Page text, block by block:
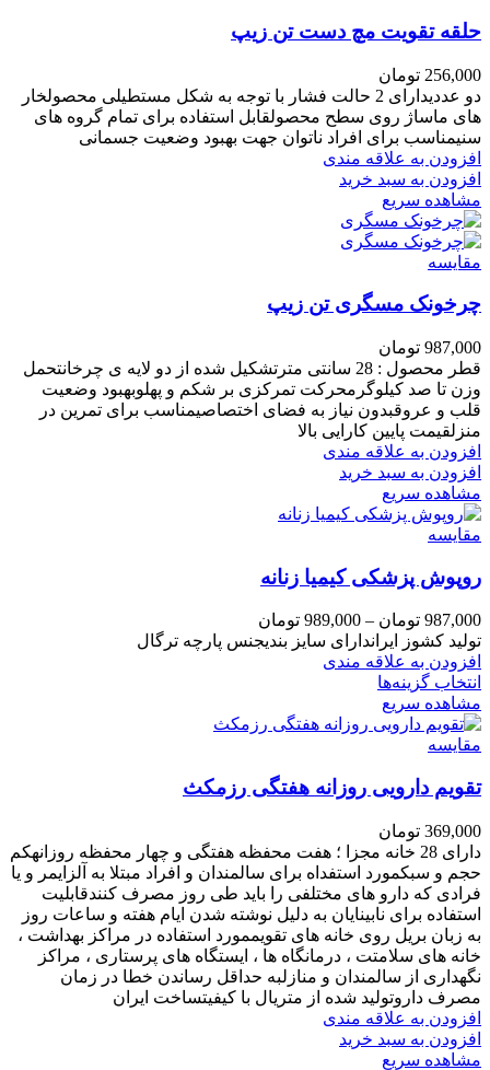
حلقه تقویت مچ دست تن زیپ
256,000 تومان
دو عددیدارای 2 حالت فشار با توجه به شکل مستطیلی محصولخار
های ماساژ روی سطح محصولقابل استفاده برای تمام گروه های
سنیمناسب برای افراد ناتوان جهت بهبود وضعیت جسمانی
افزودن به علاقه مندی
افزودن به سبد خرید
مشاهده سریع
مقایسه
چرخونک مسگری تن زیپ
987,000 تومان
قطر محصول : 28 سانتی مترتشکیل شده از دو لایه ی چرخانتحمل
وزن تا صد کیلوگرمحرکت تمرکزی بر شکم و پهلوبهبود وضعیت
قلب و عروقبدون نیاز به فضای اختصاصیمناسب برای تمرین در
منزلقیمت پایین کارایی بالا
افزودن به علاقه مندی
افزودن به سبد خرید
مشاهده سریع
مقایسه
روپوش پزشکی کیمیا زنانه
987,000 تومان –
989,000 تومان
تولید کشوز ایراندارای سایز بندیجنس پارچه ترگال
افزودن به علاقه مندی
انتخاب گزینه‌ها
مشاهده سریع
مقایسه
تقویم دارویی روزانه هفتگی رزمکث
369,000 تومان
دارای 28 خانه مجزا ؛ هفت محفظه هفتگی و چهار محفظه روزانهکم
حجم و سبکمورد استفداه برای سالمندان و افراد مبتلا به آلزایمر و یا
فرادی که دارو های مختلفی را باید طی روز مصرف کنندقابلیت
استفاده برای نابینایان به دلیل نوشته شدن ایام هفته و ساعات روز
به زبان بریل روی خانه های تقویممورد استفاده در مراکز بهداشت ،
خانه های سلامتت ، درمانگاه ها ، ایستگاه های پرستاری ، مراکز
نگهداری از سالمندان و منازلبه حداقل رساندن خطا در زمان
مصرف داروتولید شده از متریال با کیفیتساخت ایران
افزودن به علاقه مندی
افزودن به سبد خرید
مشاهده سریع